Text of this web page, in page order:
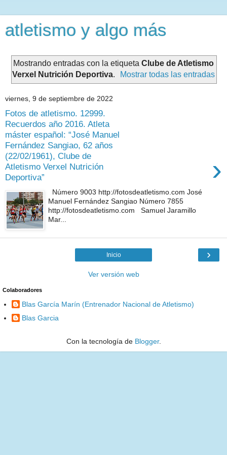
atletismo y algo más
Mostrando entradas con la etiqueta Clube de Atletismo
Verxel Nutrición Deportiva. Mostrar todas las entradas
viernes, 9 de septiembre de 2022
Fotos de atletismo. 12999.
Recuerdos año 2016. Atleta
máster español: “José Manuel
Fernández Sangiao, 62 años
(22/02/1961), Clube de
Atletismo Verxel Nutrición
Deportiva”
›
Número 9003 http://fotosdeatletismo.com José
Manuel Fernández Sangiao Número 7855
http://fotosdeatletismo.com Samuel Jaramillo
Mar...
›
Inicio
Ver versión web
Colaboradores
Blas García Marín (Entrenador Nacional de Atletismo)
Blas Garcia
Con la tecnología de Blogger.